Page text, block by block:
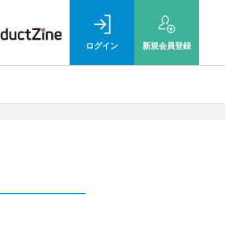
ログイン 新規会員登録